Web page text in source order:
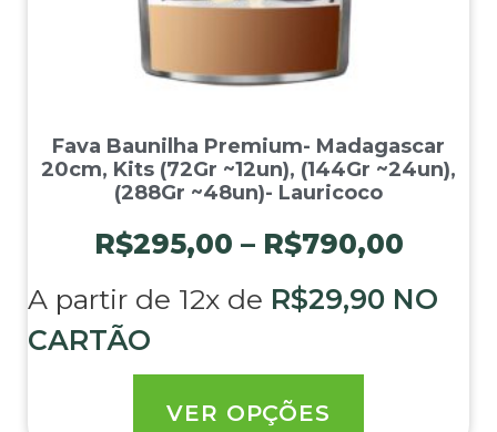
Fava Baunilha Premium- Madagascar
20cm, Kits (72Gr ~12un), (144Gr ~24un),
(288Gr ~48un)- Lauricoco
R$295,00 – R$790,00
A partir de 12x de R$29,90 NO
CARTÃO
VER OPÇÕES